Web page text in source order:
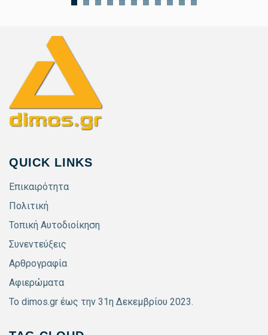
QUICK LINKS
Επικαιρότητα
Πολιτική
Τοπική Αυτοδιοίκηση
Συνεντεύξεις
Αρθρογραφία
Αφιερώματα
Το dimos.gr έως την 31η Δεκεμβρίου 2023.